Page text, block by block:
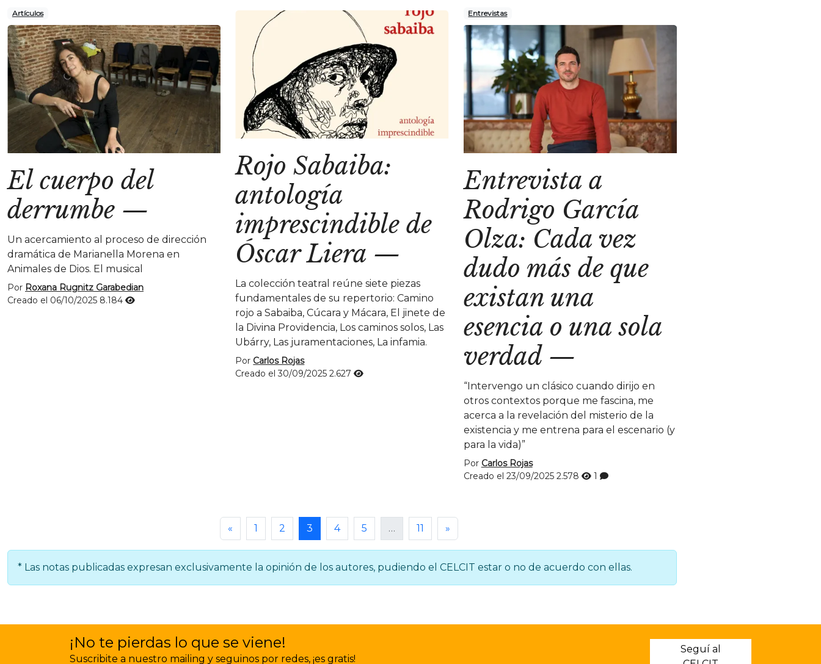
Artículos
El cuerpo del
derrumbe —
Un acercamiento al proceso de dirección
dramática de Marianella Morena en
Animales de Dios. El musical
Por Roxana Rugnitz Garabedian
Creado el 06/10/2025 8.184
Rojo Sabaiba:
antología
imprescindible de
Óscar Liera —
La colección teatral reúne siete piezas
fundamentales de su repertorio: Camino
rojo a Sabaiba, Cúcara y Mácara, El jinete de
la Divina Providencia, Los caminos solos, Las
Ubárry, Las juramentaciones, La infamia.
Por Carlos Rojas
Creado el 30/09/20252.627
Entrevistas
Entrevista a
Rodrigo García
Olza: Cada vez
dudo más de que
existan una
esencia o una sola
verdad—
“Intervengo un clásico cuando dirijo en
otros contextos porque me fascina, me
acerca a la revelación del misterio de la
existencia y me entrena para el escenario (y
para la vida)”
Por Carlos Rojas
Creado el 23/09/2025 2.578 1
« 1 2 3 4 5 … 11 »
* Las notas publicadas expresan exclusivamente la opinión de los autores, pudiendo el CELCIT estar o no de acuerdo con ellas.
¡No te pierdas lo que se viene!
Suscribite a nuestro mailing y seguinos por redes, ¡es gratis!
Seguí al